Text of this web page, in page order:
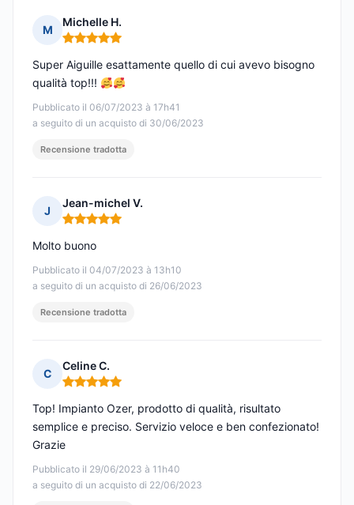
M
Michelle H.
Nota: 5 su 5
Pubblicato il 06/07/2023 à 17h41
a seguito di un acquisto di 30/06/2023
Super Aiguille esattamente quello di cui avevo bisogno
qualità top!!!
Recensione tradotta
J
Jean-michel V.
Nota: 5 su 5
Pubblicato il 04/07/2023 à 13h10
a seguito di un acquisto di 26/06/2023
Molto buono
Recensione tradotta
C
Celine C.
Nota: 5 su 5
Pubblicato il 29/06/2023 à 11h40
a seguito di un acquisto di 22/06/2023
Top! Impianto Ozer, prodotto di qualità, risultato
semplice e preciso. Servizio veloce e ben confezionato!
Grazie